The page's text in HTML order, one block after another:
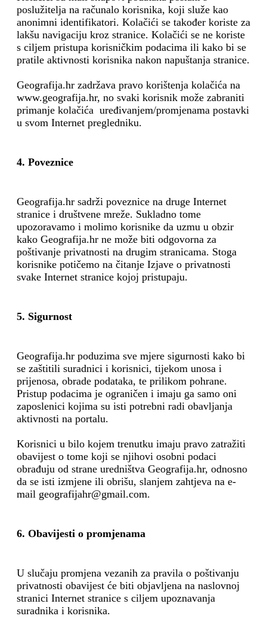
poslužitelja na računalo korisnika, koji služe kao
anonimni identifikatori. Kolačići se također koriste za
lakšu navigaciju kroz stranice. Kolačići se ne koriste
s ciljem pristupa korisničkim podacima ili kako bi se
pratile aktivnosti korisnika nakon napuštanja stranice.
Geografija.hr zadržava pravo korištenja kolačića na
www.geografija.hr, no svaki korisnik može zabraniti
primanje kolačića uređivanjem/promjenama postavki
u svom Internet pregledniku.
4. Poveznice
Geografija.hr sadrži poveznice na druge Internet
stranice i društvene mreže. Sukladno tome
upozoravamo i molimo korisnike da uzmu u obzir
kako Geografija.hr ne može biti odgovorna za
poštivanje privatnosti na drugim stranicama. Stoga
korisnike potičemo na čitanje Izjave o privatnosti
svake Internet stranice kojoj pristupaju.
5. Sigurnost
Geografija.hr poduzima sve mjere sigurnosti kako bi
se zaštitili suradnici i korisnici, tijekom unosa i
prijenosa, obrade podataka, te prilikom pohrane.
Pristup podacima je ograničen i imaju ga samo oni
zaposlenici kojima su isti potrebni radi obavljanja
aktivnosti na portalu.
Korisnici u bilo kojem trenutku imaju pravo zatražiti
obavijest o tome koji se njihovi osobni podaci
obrađuju od strane uredništva Geografija.hr, odnosno
da se isti izmjene ili obrišu, slanjem zahtjeva na e-
mail geografijahr@gmail.com.
6. Obavijesti o promjenama
U slučaju promjena vezanih za pravila o poštivanju
privatnosti obavijest će biti objavljena na naslovnoj
stranici Internet stranice s ciljem upoznavanja
suradnika i korisnika.